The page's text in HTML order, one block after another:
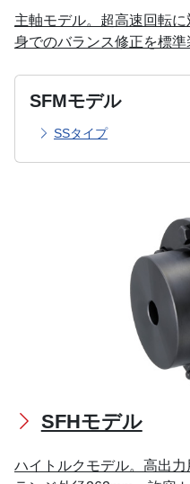
主軸モデル。超高速回転
身でのバランス修正を標準
SFMモデル
SSタイプ
SFHモデル
ハイトルクモデル。高出